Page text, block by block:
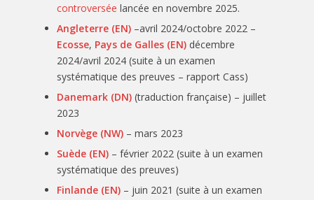
controversée lancée en novembre 2025.
Angleterre (EN) –avril 2024/octobre 2022 –
Ecosse, Pays de Galles (EN) décembre
2024/avril 2024 (suite à un examen
systématique des preuves – rapport Cass)
Danemark (DN) (traduction française) – juillet
2023
Norvège (NW) – mars 2023
Suède (EN) – février 2022 (suite à un examen
systématique des preuves)
Finlande (EN) – juin 2021 (suite à un examen